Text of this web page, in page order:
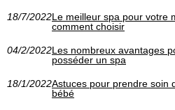
18/7/2022Le meilleur spa pour votre
comment choisir
04/2/2022Les nombreux avantages
posséder un spa
18/1/2022Astuces pour prendre soin
bébé